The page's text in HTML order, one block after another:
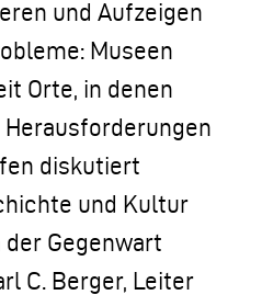
und Aufzeigen
Museen
Orte, in denen
diskutiert
und Kultur
Gegenwart
C. Berger, Leiter